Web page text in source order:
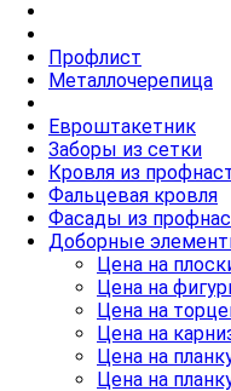
Профлист
Металлочерепица
Евроштакетник
Заборы из сетки
Кровля из
Фальцевая кровля
Фасады из
Доборные
Цена на
Цена на
Цена на
Цена на
Цена на
Цена на